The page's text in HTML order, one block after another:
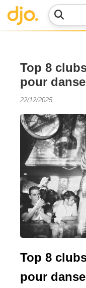
Menu
Contacter
DJO
Lancer
ma
demande
Simulateur
de prix
Top 8
pour
22/12/2025
Top 8
pour